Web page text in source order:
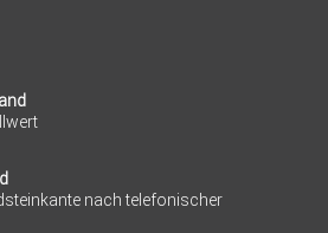
nach telefonischer